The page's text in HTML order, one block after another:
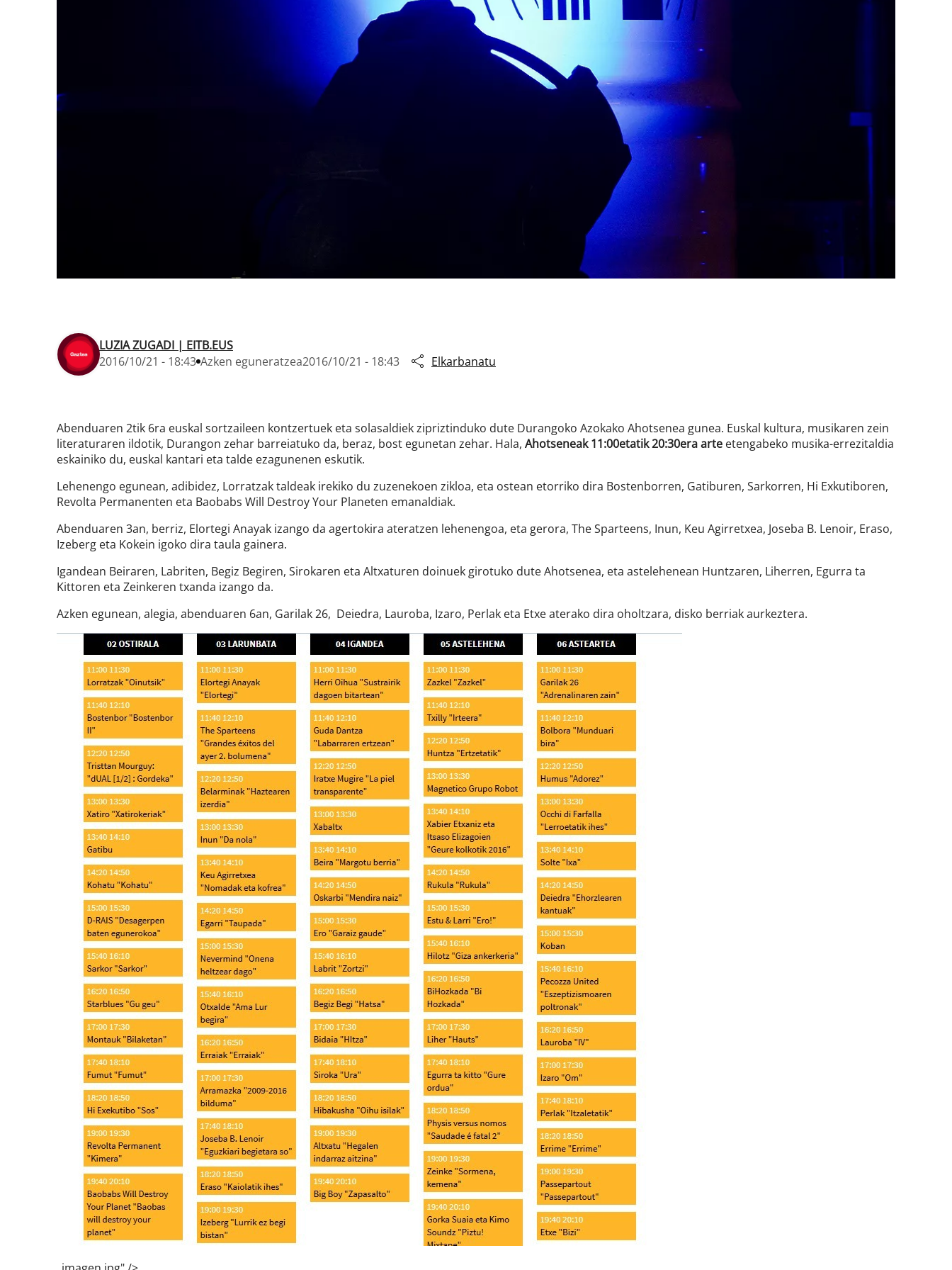
LUZIA ZUGADI | EITB.EUS
2016/10/21 - 18:43 Azken eguneratzea2016/10/21 - 18:43 Elkarbanatu
Abenduaren 2tik 6ra euskal sortzaileen kontzertuek eta solasaldiek zipriztinduko dute Durangoko Azokako Ahotsenea gunea. Euskal kultura, musikaren zein
literaturaren ildotik, Durangon zehar barreiatuko da, beraz, bost egunetan zehar. Hala, Ahotseneak 11:00etatik 20:30era arte etengabeko musika-errezitaldia
eskainiko du, euskal kantari eta talde ezagunenen eskutik.
Lehenengo egunean, adibidez, Lorratzak taldeak irekiko du zuzenekoen zikloa, eta ostean etorriko dira Bostenborren, Gatiburen, Sarkorren, Hi Exkutiboren,
Revolta Permanenten eta Baobabs Will Destroy Your Planeten emanaldiak.
Abenduaren 3an, berriz, Elortegi Anayak izango da agertokira ateratzen lehenengoa, eta gerora, The Sparteens, Inun, Keu Agirretxea, Joseba B. Lenoir, Eraso,
Izeberg eta Kokein igoko dira taula gainera.
Igandean Beiraren, Labriten, Begiz Begiren, Sirokaren eta Altxaturen doinuek girotuko dute Ahotsenea, eta astelehenean Huntzaren, Liherren, Egurra ta
Kittoren eta Zeinkeren txanda izango da.
Azken egunean, alegia, abenduaren 6an, Garilak 26, Deiedra, Lauroba, Izaro, Perlak eta Etxe aterako dira oholtzara, disko berriak aurkeztera.